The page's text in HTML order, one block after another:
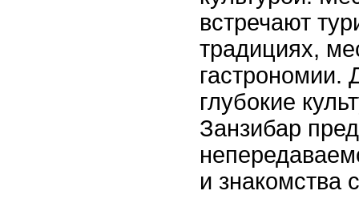
встречают
традициях,
гастрономии.
глубокие
Занзибар
и знакомства